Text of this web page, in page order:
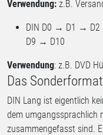
Verwendung: z.B.
DIN D0 → D1 →
D9 → D10
Verwendung: z.B. DVD
Das
DIN Lang ist eigentlich
dem umgangssprachlich
zusammengefasst sind.